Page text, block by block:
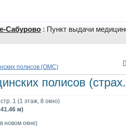
Сабурово : Пункт выдачи
полисов (ОМС)
полисов
1 (1 этаж, 8 окно)
м)
новом окне)